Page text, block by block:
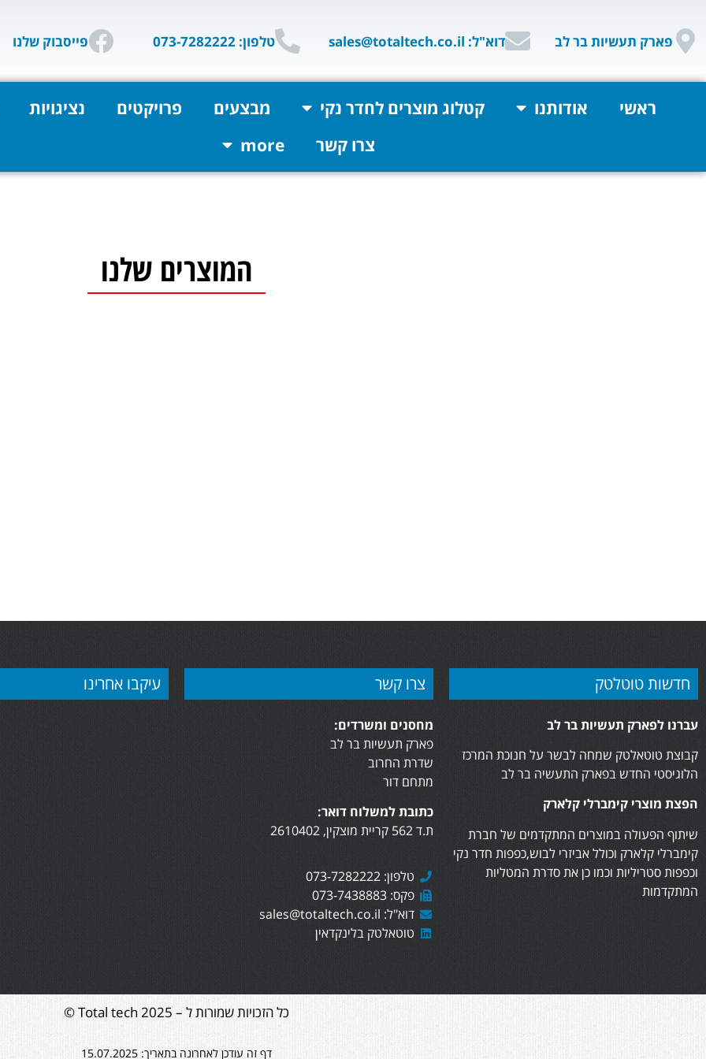
פארק תעשיות בר לב דוא"ל: sales@totaltech.co.il טלפון: 073-7282222 פייסבוק שלנו
ראשי אודותנו קטלוג מוצרים לחדר נקי מבצעים פרויקטים נציגויות
צרו קשר
more
המוצרים שלנו
חדשות טוטלטק
עברנו לפארק תעשיות בר לב
קבוצת טוטאלטק שמחה לבשר על חנוכת המרכז
הלוגיסטי החדש בפארק התעשיה בר לב
הפצת מוצרי קימברלי קלארק
שיתוף הפעולה במוצרים המתקדמים של חברת
קימברלי קלארק וכולל אביזרי לבוש,כפפות חדר נקי
וכפפות סטריליות וכמו כן את סדרת המטליות
המתקדמות
צרו קשר
מחסנים ומשרדים:
פארק תעשיות בר לב
שדרת החרוב
מתחם דור
כתובת למשלוח דואר:
ת.ד 562 קריית מוצקין, 2610402
טלפון: 073-7282222
פקס: 073-7438883
דוא"ל: sales@totaltech.co.il
טוטאלטק בלינקדאין
עיקבו אחרינו
כל הזכויות שמורות ל – Total tech 2025 ©
דף זה עודכן לאחרונה בתאריך: 15.07.2025